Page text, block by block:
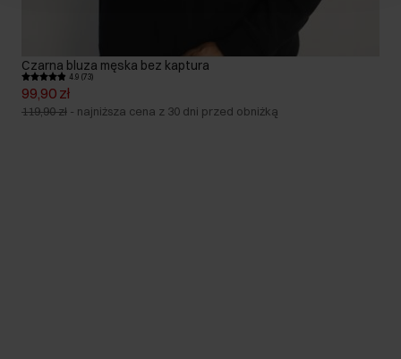
Czarna bluza męska bez kaptura
4.9 (73)
99,90 zł
119,90 zł - najniższa cena z 30 dni przed obniżką